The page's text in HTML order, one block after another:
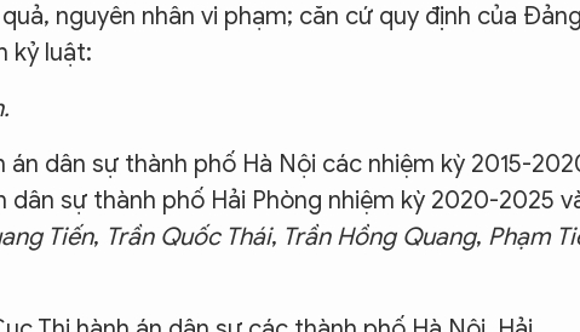
nguyên nhân vi phạm; căn cứ quy định của
kỷ luật:
.
án dân sự thành phố Hà Nội các nhiệm kỳ 2015-
sự thành phố Hải Phòng nhiệm kỳ 2020-2025
Tiến, Trần Quốc Thái, Trần Hồng Quang, Phạm